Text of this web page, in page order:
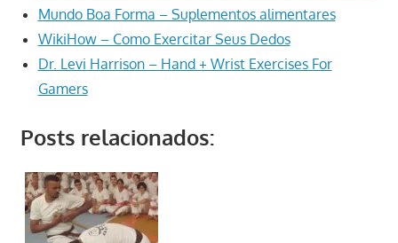
Mundo Boa Forma – Suplementos alimentares
WikiHow – Como Exercitar Seus Dedos
Dr. Levi Harrison – Hand + Wrist Exercises For
Gamers
Posts relacionados: